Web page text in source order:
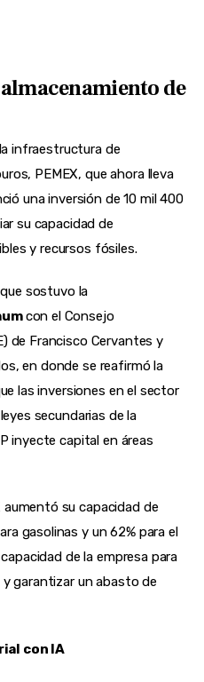
de
infraestructura de
PEMEX, que ahora lleva
una inversión de 10 mil 400
su capacidad de
y recursos fósiles.
sostuvo la
con el Consejo
de Francisco Cervantes y
en donde se reafirmó la
las inversiones en el sector
secundarias de la
inyecte capital en áreas
aumentó su capacidad de
gasolinas y un 62% para el
de la empresa para
garantizar un abasto de
con IA